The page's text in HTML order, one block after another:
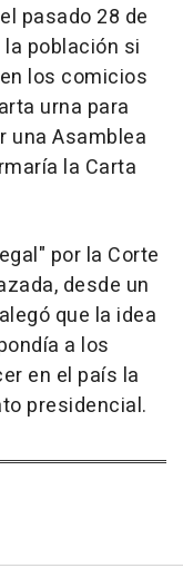
pasado 28 de
población si
los comicios
urna para
una Asamblea
la Carta
por la Corte
desde un
que la idea
a los
en el país la
presidencial.